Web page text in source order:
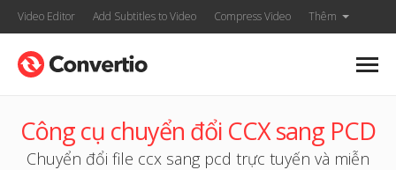
Video Editor Add Subtitles to Video Compress Video Thêm
Công cụ chuyển đổi CCX sang PCD
Chuyển đổi file ccx sang pcd trực tuyến và miễn